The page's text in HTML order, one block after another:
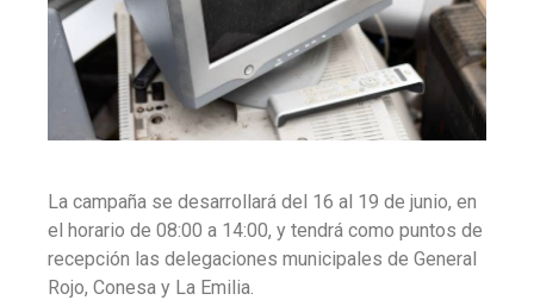
La campaña se desarrollará del 16 al 19 de junio, en
el horario de 08:00 a 14:00, y tendrá como puntos de
recepción las delegaciones municipales de General
Rojo, Conesa y La Emilia.